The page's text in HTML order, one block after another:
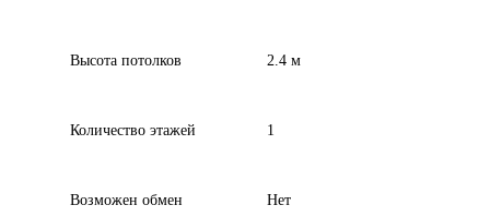
Высота потолков 2.4 м
Количество этажей 1
Возможен обмен Нет